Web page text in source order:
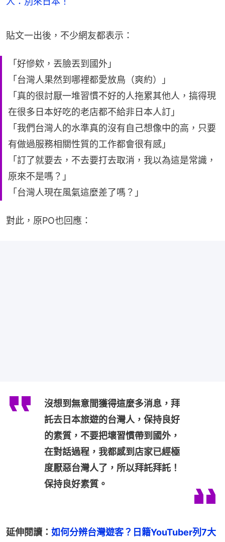
貼文一出後，不少網友都表示：
「好慘欸，丟臉丟到國外」
「台灣人果然到哪裡都愛放鳥（爽約）」
「真的很討厭一堆習慣不好的人拖累其他人，搞得現
在很多日本好吃的老店都不給非日本人訂」
「我們台灣人的水準真的沒有自己想像中的高，只要
有做過服務相關性質的工作都會很有感」
「訂了就要去，不去要打去取消，我以為這是常識，
原來不是嗎？」
「台灣人現在風氣這麼差了嗎？」
對此，原PO也回應：
沒想到無意間獲得這麼多消息，拜
託去日本旅遊的台灣人，保持良好
的素質，不要把壞習慣帶到國外，
在對話過程，我都感到店家已經極
度厭惡台灣人了，所以拜託拜託！
保持良好素質。
延伸閱讀： 如何分辨台灣遊客？日籍YouTuber列7大